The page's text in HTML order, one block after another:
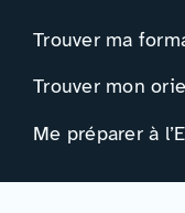
Trouver ma
Trouver mon
Me préparer à